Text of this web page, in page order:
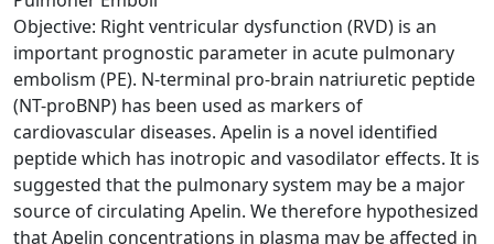
Objective: Right ventricular dysfunction (RVD) is an
important prognostic parameter in acute pulmonary
embolism (PE). N-terminal pro-brain natriuretic peptide
(NT-proBNP) has been used as markers of
cardiovascular diseases. Apelin is a novel identified
peptide which has inotropic and vasodilator effects. It is
suggested that the pulmonary system may be a major
source of circulating Apelin. We therefore hypothesized
that Apelin concentrations in plasma may be affected in